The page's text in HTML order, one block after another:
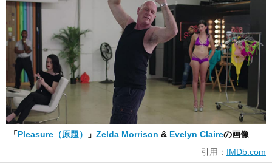
「Pleasure（原題） 」 Zelda Morrison & Evelyn Claireの画像
引用： IMDb.com